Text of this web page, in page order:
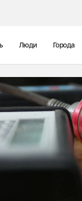
Люди Города